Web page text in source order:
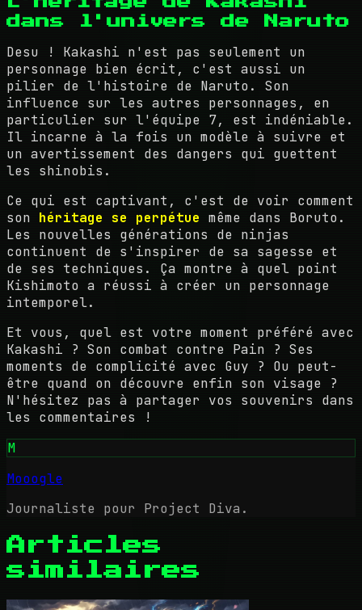
dans l'univers de Naruto
Desu ! Kakashi n'est pas seulement un
personnage bien écrit, c'est aussi un
pilier de l'histoire de Naruto. Son
influence sur les autres personnages, en
particulier sur l'équipe 7, est indéniable.
Il incarne à la fois un modèle à suivre et
un avertissement des dangers qui guettent
les shinobis.
Ce qui est captivant, c'est de voir comment
son héritage se perpétue même dans Boruto.
Les nouvelles générations de ninjas
continuent de s'inspirer de sa sagesse et
de ses techniques. Ça montre à quel point
Kishimoto a réussi à créer un personnage
intemporel.
Et vous, quel est votre moment préféré avec
Kakashi ? Son combat contre Pain ? Ses
moments de complicité avec Guy ? Ou peut-
être quand on découvre enfin son visage ?
N'hésitez pas à partager vos souvenirs dans
les commentaires !
M
Mooogle
Journaliste pour Project Diva.
Articles
similaires